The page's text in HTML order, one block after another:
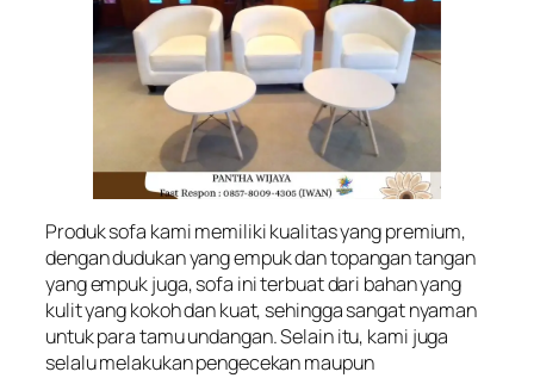
Produk sofa kami memiliki kualitas yang premium,
dengan dudukan yang empuk dan topangan tangan
yang empuk juga, sofa ini terbuat dari bahan yang
kulit yang kokoh dan kuat, sehingga sangat nyaman
untuk para tamu undangan. Selain itu, kami juga
selalu melakukan pengecekan maupun